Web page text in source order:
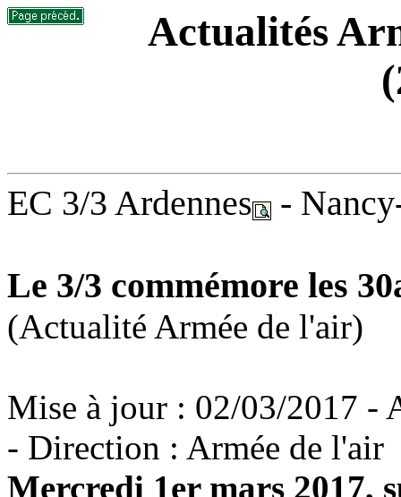
Actualités
EC 3/3 Ardennes -
Le 3/3 commémore les
(Actualité Armée de l'air)
Mise à jour : 02/03/2017 -
- Direction : Armée de l'air
Mercredi 1er mars 2017,